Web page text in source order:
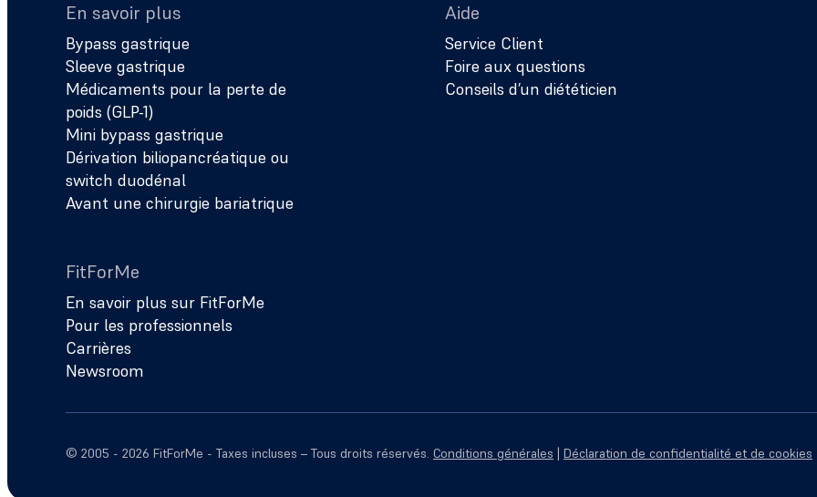
En savoir plus
Bypass gastrique
Sleeve gastrique
Médicaments pour la perte de
poids (GLP-1)
Mini bypass gastrique
Dérivation biliopancréatique ou
switch duodénal
Avant une chirurgie bariatrique
Aide
Service Client
Foire aux questions
Conseils d’un diététicien
FitForMe
En savoir plus sur FitForMe
Pour les professionnels
Carrières
Newsroom
© 2005 - 2026 FitForMe - Taxes incluses – Tous droits réservés. Conditions générales | Déclaration de confidentialité et de cookies